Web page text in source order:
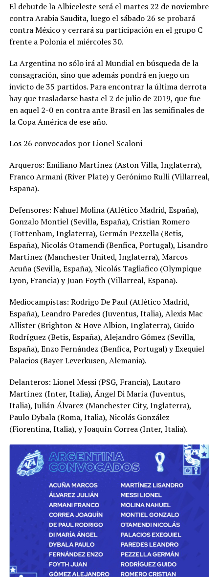
El debutde la Albiceleste será el martes 22 de noviembre
contra Arabia Saudita, luego el sábado 26 se probará
contra México y cerrará su participación en el grupo C
frente a Polonia el miércoles 30.
La Argentina no sólo irá al Mundial en búsqueda de la
consagración, sino que además pondrá en juego un
invicto de 35 partidos. Para encontrar la última derrota
hay que trasladarse hasta el 2 de julio de 2019, que fue
en aquel 2-0 en contra ante Brasil en las semifinales de
la Copa América de ese año.
Los 26 convocados por Lionel Scaloni
Arqueros: Emiliano Martínez (Aston Villa, Inglaterra),
Franco Armani (River Plate) y Gerónimo Rulli (Villarreal,
España).
Defensores: Nahuel Molina (Atlético Madrid, España),
Gonzalo Montiel (Sevilla, España), Cristian Romero
(Tottenham, Inglaterra), Germán Pezzella (Betis,
España), Nicolás Otamendi (Benfica, Portugal), Lisandro
Martínez (Manchester United, Inglaterra), Marcos
Acuña (Sevilla, España), Nicolás Tagliafico (Olympique
Lyon, Francia) y Juan Foyth (Villarreal, España).
Mediocampistas: Rodrigo De Paul (Atlético Madrid,
España), Leandro Paredes (Juventus, Italia), Alexis Mac
Allister (Brighton & Hove Albion, Inglaterra), Guido
Rodríguez (Betis, España), Alejandro Gómez (Sevilla,
España), Enzo Fernández (Benfica, Portugal) y Exequiel
Palacios (Bayer Leverkusen, Alemania).
Delanteros: Lionel Messi (PSG, Francia), Lautaro
Martínez (Inter, Italia), Ángel Di María (Juventus,
Italia), Julián Álvarez (Manchester City, Inglaterra),
Paulo Dybala (Roma, Italia), Nicolás González
(Fiorentina, Italia), y Joaquín Correa (Inter, Italia).